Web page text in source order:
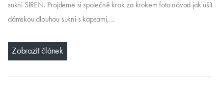
sukni SIREN. Projdeme si společně krok za krokem foto návod jak ušít
dámskou dlouhou sukni s kapsami,…
Zobrazit článek